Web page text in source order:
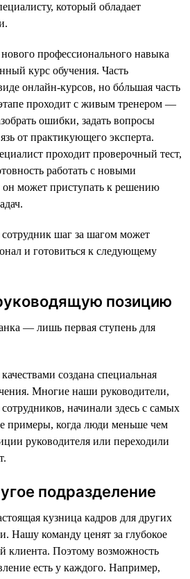
который обладает
профессионального навыка
курс обучения. Часть
онлайн-курсов, но бóльшая часть
проходит с живым тренером —
ошибки, задать вопросы
от практикующего эксперта.
проходит проверочный тест,
работать с новыми
он может приступать к решению
шаг за шагом может
и готовиться к следующему
позицию
— лишь первая ступень для
создана специальная
Многие наши руководители,
начинали здесь с самых
примеры, когда люди меньше чем
руководителя или переходили
подразделение
кузница кадров для других
Нашу команду ценят за глубокое
клиента. Поэтому возможность
есть у каждого. Например,